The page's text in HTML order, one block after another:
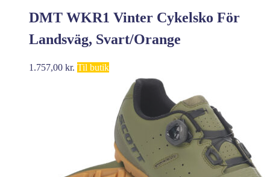
1.999,00 kr..1.339,00 kr..
DMT WKR1 Vinter Cykelsko För
Landsväg, Svart/Orange
1.757,00 kr. Til butik